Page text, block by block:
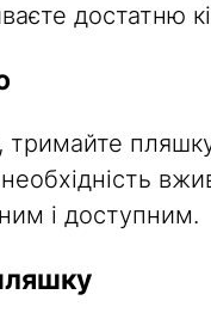
достатню
і доступним.